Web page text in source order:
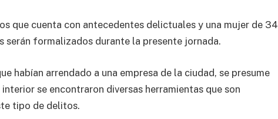
que cuenta con antecedentes delictuales y una mujer de 34
serán formalizados durante la presente jornada.
habían arrendado a una empresa de la ciudad, se presume
se encontraron diversas herramientas que son
tipo de delitos.